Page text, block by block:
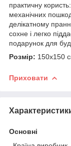
практичну
механічних
делікатному
сохне і легко
подарунок для
Розмір: 150х150
Приховати
Основні